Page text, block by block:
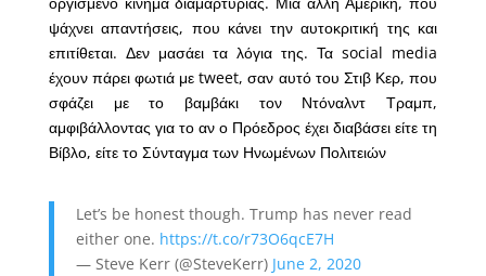
ψάχνει απαντήσεις, που κάνει την αυτοκριτική της και
επιτίθεται. Δεν μασάει τα λόγια της. Τα social media
έχουν πάρει φωτιά με tweet, σαν αυτό του Στιβ Κερ, που
σφάζει με το βαμβάκι τον Ντόναλντ Τραμπ,
αμφιβάλλοντας για το αν ο Πρόεδρος έχει διαβάσει είτε τη
Βίβλο, είτε το Σύνταγμα των Ηνωμένων Πολιτειών
Let’s be honest though. Trump has never read
either one. https://t.co/r73O6qcE7H
— Steve Kerr (@SteveKerr) June 2, 2020